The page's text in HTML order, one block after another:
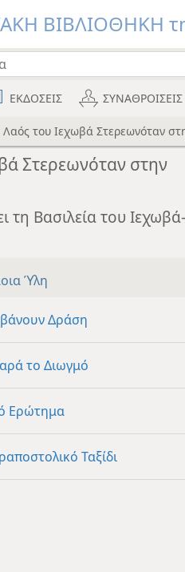
ΒΙΒΛΙΟΘΗΚΗ
ΕΚΔΟΣΕΙΣ ΣΥΝΑΘΡΟΙΣΕΙΣ
του Ιεχωβά Στερεωνόταν
Στερεωνόταν στην
τη Βασιλεία του
Ύλη
Δράση
το Διωγμό
Ερώτημα
Ταξίδι